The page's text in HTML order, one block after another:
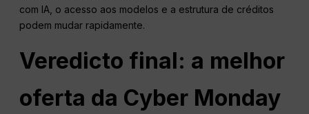
com IA, o acesso aos modelos e a estrutura de créditos
podem mudar rapidamente.
Veredicto final: a melhor
oferta da Cyber Monday